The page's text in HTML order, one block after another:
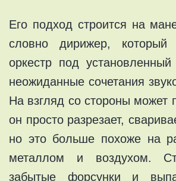
Его подход строится на
словно дирижер, который
оркестр под
неожиданные сочетания
На взгляд со стороны может
он просто разрезает,
но это больше похоже на
металлом и воздухом.
забытые форсунки и